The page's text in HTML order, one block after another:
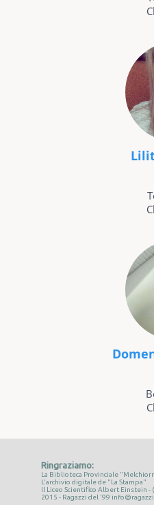
Ringraziamo:
La Biblioteca Provinciale
L'archivio digitale de "La Stampa"
Il Liceo Scientifico Albert Einstein -
2015 - Ragazzi del '99